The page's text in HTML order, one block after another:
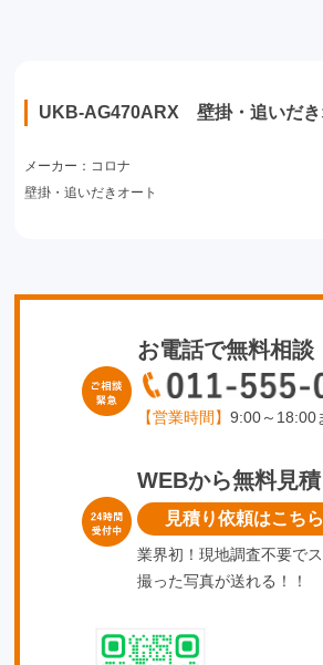
UKB-AG470ARX 壁掛・追いだき
メーカー：コロナ
壁掛・追いだきオート
お電話で無料相談
【営業時間】 9:00～18:00
WEBから無料見積
見積り依頼はこちら
業界初！現地調査不要で
撮った写真が送れる！！